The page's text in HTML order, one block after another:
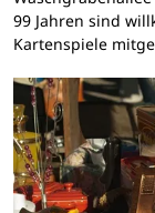
99 Jahren sind
Kartenspiele